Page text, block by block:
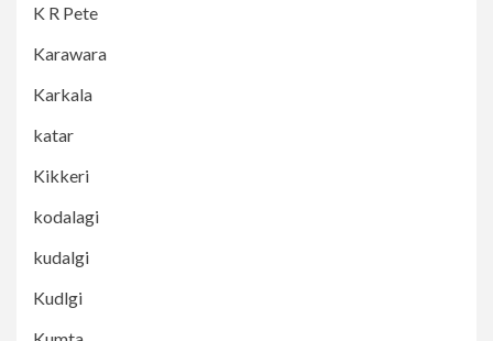
K R Pete
Karawara
Karkala
katar
Kikkeri
kodalagi
kudalgi
Kudlgi